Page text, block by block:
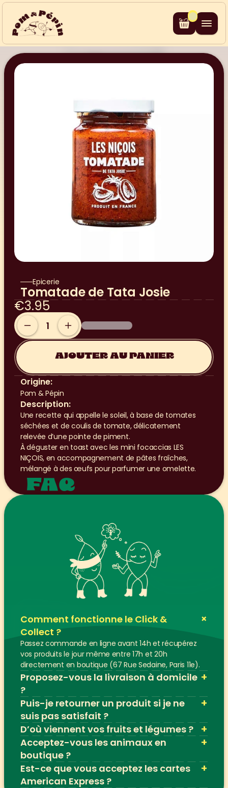
Epicerie
Tomatade de Tata Josie
€3.95
AJOUTER AU PANIER
Origine:
Pom & Pépin
Description:
Une recette qui appelle le soleil, à base de tomates
séchées et de coulis de tomate, délicatement
relevée d’une pointe de piment.
À déguster en toast avec les mini focaccias LES
NIÇOIS, en accompagnement de pâtes fraîches,
mélangé à des œufs pour parfumer une omelette.
Comment fonctionne le Click &
Collect ?
+
Passez commande en ligne avant 14h et récupérez
vos produits le jour même entre 17h et 20h
directement en boutique (67 Rue Sedaine, Paris 11e).
Proposez-vous la livraison à domicile
?
+
Puis-je retourner un produit si je ne
suis pas satisfait ?
+
D’où viennent vos fruits et légumes ? +
Acceptez-vous les animaux en
boutique ?
+
Est-ce que vous acceptez les cartes
American Express ?
+
FAQ